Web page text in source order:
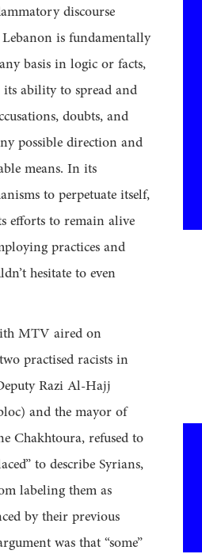
discourse
is fundamentally
basis in logic or facts,
ability to spread and
doubts, and
possible direction and
means. In its
to perpetuate itself,
efforts to remain alive
practices and
hesitate to even
MTV aired on
practised racists in
Razi Al-Hajj
and the mayor of
Chakhtoura, refused to
to describe Syrians,
labeling them as
by their previous
was that “some”